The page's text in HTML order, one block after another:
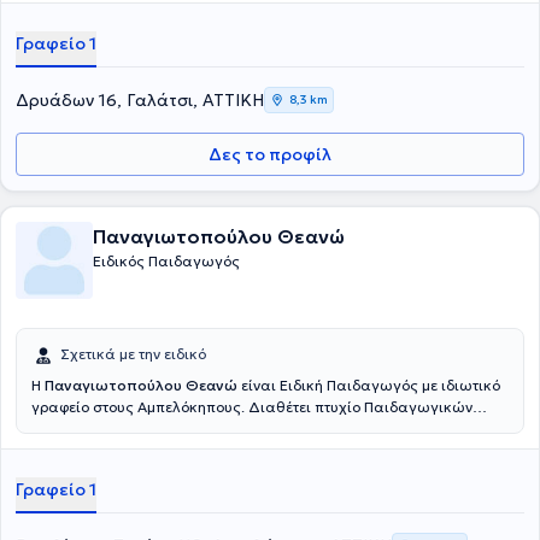
Γραφείο 1
Δρυάδων 16, Γαλάτσι, ΑΤΤΙΚΗ 8,3 km
Δες το προφίλ
Παναγιωτοπούλου Θεανώ
Ειδικός Παιδαγωγός
Σχετικά με την ειδικό
Η Παναγιωτοπούλου Θεανώ είναι Ειδική Παιδαγωγός με ιδιωτικό
γραφείο στους Αμπελόκηπους. Διαθέτει πτυχίο Παιδαγωγικών
δυσλεξία και οι δυσκολίες που προκαλεί στην παιδαγωγική σχέση"
για την αντιμετώπιση της δυσλεξίας και άλλων μαθησιακών
δυσκολιών. Ο R. Davis πιστεύει, ότι η δυσλεξία είναι το αποτέλεσμα
Γραφείο 1